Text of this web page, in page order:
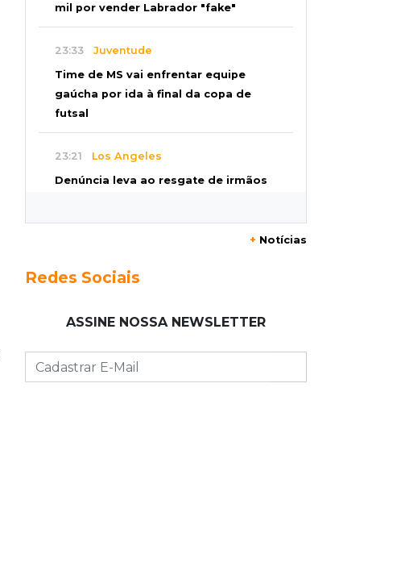
mil por vender Labrador "fake"
23:33 Juventude
Time de MS vai enfrentar equipe
gaúcha por ida à final da copa de
futsal
23:21 Los Angeles
Denúncia leva ao resgate de irmãos
MS com formação de ciclone bomba
23:00Ideb
Entre escolas com nota divulgada, 3
estaduais lideram o Ensino Médio na
+ Notícias
Redes Sociais
ASSINE NOSSA NEWSLETTER